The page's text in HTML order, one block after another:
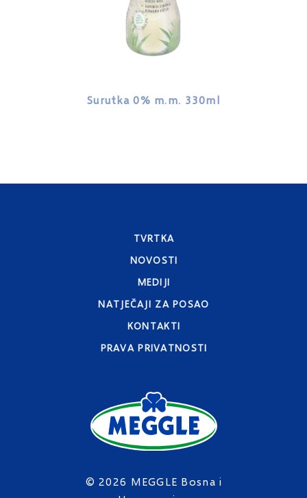
Surutka 0% m.m. 330ml
TVRTKA
NOVOSTI
MEDIJI
NATJEČAJI ZA POSAO
KONTAKTI
PRAVA PRIVATNOSTI
© 2026 MEGGLE Bosna i